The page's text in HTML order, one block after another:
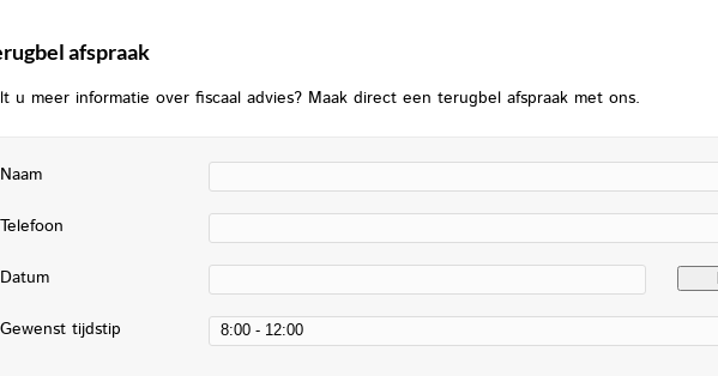
afspraak
u meer informatie over fiscaal advies? Maak direct een terugbel afspraak met ons.
Naam
Telefoon
Datum
Gewenst tijdstip